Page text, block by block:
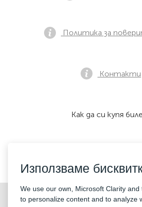
©2026 «KONTRAMARKA OÜ»
Политика за
Контакти
Как да си купя
Използваме
We use our own, Microsoft Clarity
to personalize content and to analyze